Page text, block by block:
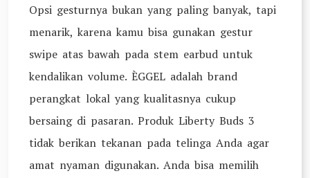
Opsi gesturnya bukan yang paling banyak, tapi
menarik, karena kamu bisa gunakan gestur
swipe atas bawah pada stem earbud untuk
kendalikan volume. ÈGGEL adalah brand
perangkat lokal yang kualitasnya cukup
bersaing di pasaran. Produk Liberty Buds 3
tidak berikan tekanan pada telinga Anda agar
amat nyaman digunakan. Anda bisa memilih